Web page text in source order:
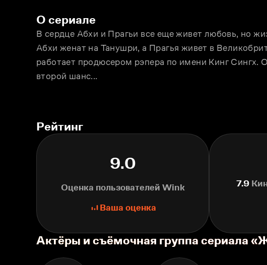
О сериале
В сердце Абхи и Прагьи все еще живет любовь, но
Абхи женат на Танушри, а Прагья живет в
работает продюсером рэпера по имени Кинг Сингх.
второй шанс...
Рейтинг
9.0
Оценка пользователей Wink
Ваша оценка
7.9
Актёры и съёмочная группа сериала